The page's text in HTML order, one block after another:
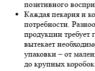
позитивного
Каждая пекарня и
потребности.
продукции требует
вытекает
упаковки – от
до крупных коробок